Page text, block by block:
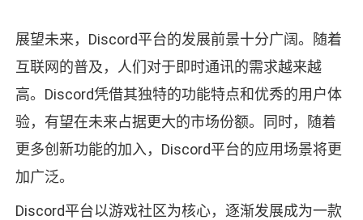
展望未来，Discord平台的发展前景十分广阔。随着
互联网的普及，人们对于即时通讯的需求越来越
高。Discord凭借其独特的功能特点和优秀的用户体
验，有望在未来占据更大的市场份额。同时，随着
更多创新功能的加入，Discord平台的应用场景将更
加广泛。
Discord平台以游戏社区为核心，逐渐发展成为一款